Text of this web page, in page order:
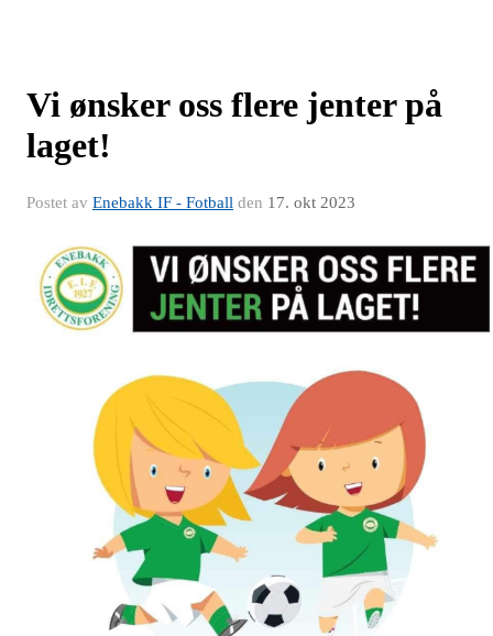
Vi ønsker oss flere jenter på
laget!
Postet av Enebakk IF - Fotball den 17. okt 2023